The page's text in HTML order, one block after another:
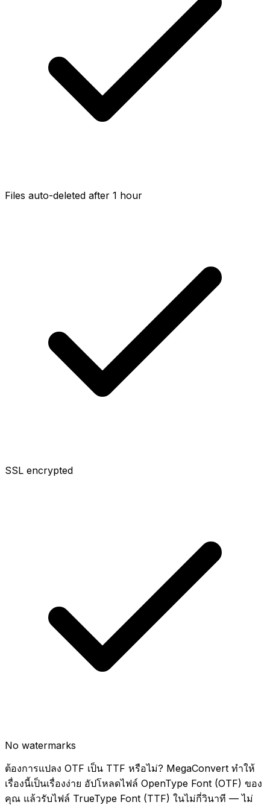
Files auto-deleted after 1 hour
SSL encrypted
No watermarks
ต้องการแปลง OTF เป็น TTF หรือไม่? MegaConvert ทำให้
เรื่องนี้เป็นเรื่องง่าย อัปโหลดไฟล์ OpenType Font (OTF) ของ
คุณ แล้วรับไฟล์ TrueType Font (TTF) ในไม่กี่วินาที — ไม่